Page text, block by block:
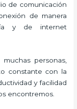
de comunicación
de manera
y de internet
personas,
constante con la
y facilidad
encontremos.